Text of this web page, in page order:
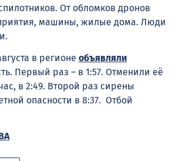
От обломков дронов
машины, жилые дома. Люди
в регионе объявляли
Первый раз – в 1:57. Отменили её
в 2:49. Второй раз сирены
опасности в 8:37. Отбой